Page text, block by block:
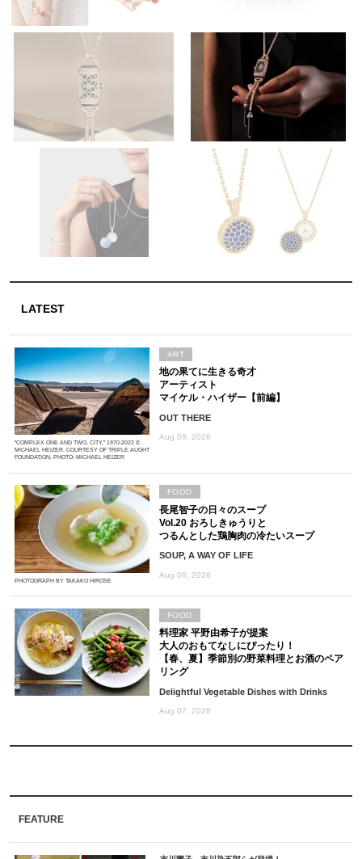
LATEST
“COMPLEX ONE AND TWO, CITY,” 1970-2022 ©
MICHAEL HEIZER. COURTESY OF TRIPLE AUGHT
FOUNDATION. PHOTO: MICHAEL HEIZER
地の果てに生きる奇才
アーティスト
マイケル・ハイザー【前編】
OUT THERE
Aug 09, 2026
ART
PHOTOGRAPH BY TAKAKO HIROSE
長尾智子の日々のスープ
Vol.20 おろしきゅうりと
つるんとした鶏胸肉の冷たいスープ
SOUP, A WAY OF LIFE
Aug 08, 2026
FOOD
料理家 平野由希子が提案
大人のおもてなしにぴったり！
【春、夏】季節別の野菜料理とお酒のペア
リング
Delightful Vegetable Dishes with Drinks
Aug 07, 2026
FOOD
FEATURE